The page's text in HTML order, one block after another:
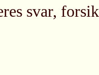
svar,